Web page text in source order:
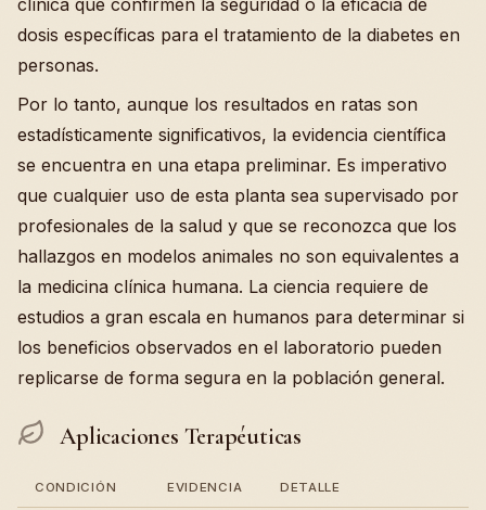
clínica que confirmen la seguridad o la eficacia de
dosis específicas para el tratamiento de la diabetes en
personas.
Por lo tanto, aunque los resultados en ratas son
estadísticamente significativos, la evidencia científica
se encuentra en una etapa preliminar. Es imperativo
que cualquier uso de esta planta sea supervisado por
profesionales de la salud y que se reconozca que los
hallazgos en modelos animales no son equivalentes a
la medicina clínica humana. La ciencia requiere de
estudios a gran escala en humanos para determinar si
los beneficios observados en el laboratorio pueden
replicarse de forma segura en la población general.
Aplicaciones Terapéuticas
CONDICIÓN EVIDENCIA DETALLE